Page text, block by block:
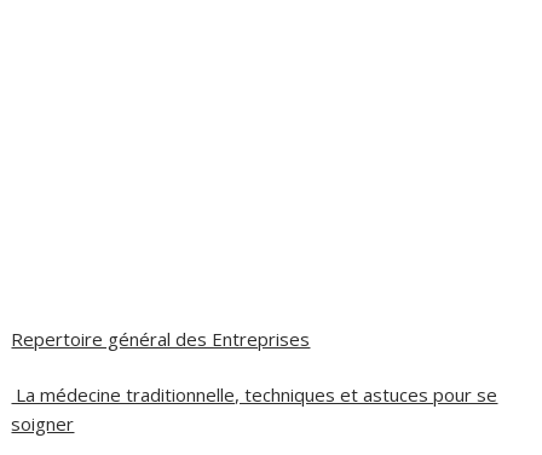
Repertoire général des Entreprises
La médecine traditionnelle, techniques et astuces pour se
soigner